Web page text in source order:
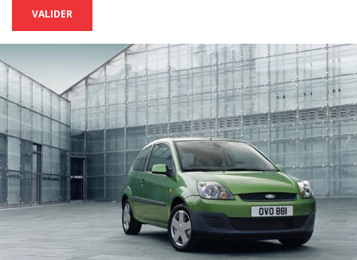
VALIDER